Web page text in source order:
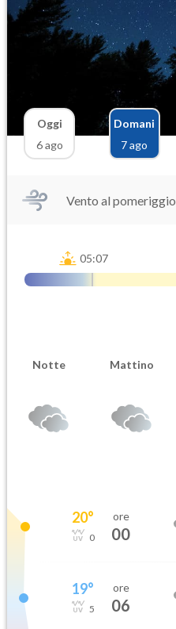
Oggi
6 ago
Domani
7 ago
Vento al pomeriggio
05:07
Notte Mattino
20°
0
ore
00
19°
5
ore
06